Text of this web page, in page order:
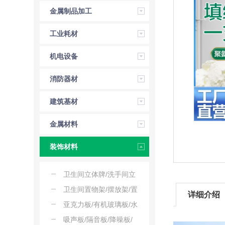
金属制品加工
工业耗材
机电设备
消防器材
建筑基材
金属材料
装饰材料
卫生间立体牌/洗手间立
牌/公厕立牌/立式提示牌
卫生间置物架/摆放架/置
物台/陈列架/置物架子
亚克力板/有机玻璃板/水
晶板/亚克力塑料
吸声板/隔音板/降噪板/
详细介绍